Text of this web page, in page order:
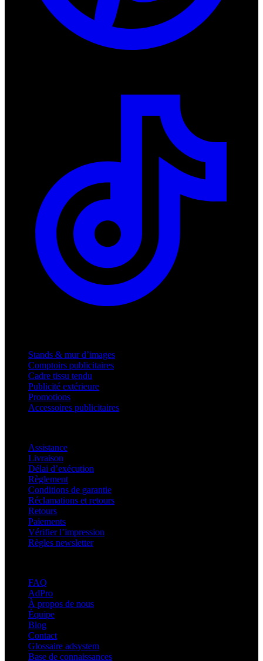
Stands & mur d’images
Comptoirs publicitaires
Cadre tissu tendu
Publicité extérieure
Promotions
Accessoires publicitaires
Assistance
Livraison
Délai d’exécution
Règlement
Conditions de garantie
Réclamations et retours
Retours
Paiements
Vérifier l’impression
Règles newsletter
FAQ
AdPro
À propos de nous
Équipe
Blog
Contact
Glossaire adsystem
Base de connaissances